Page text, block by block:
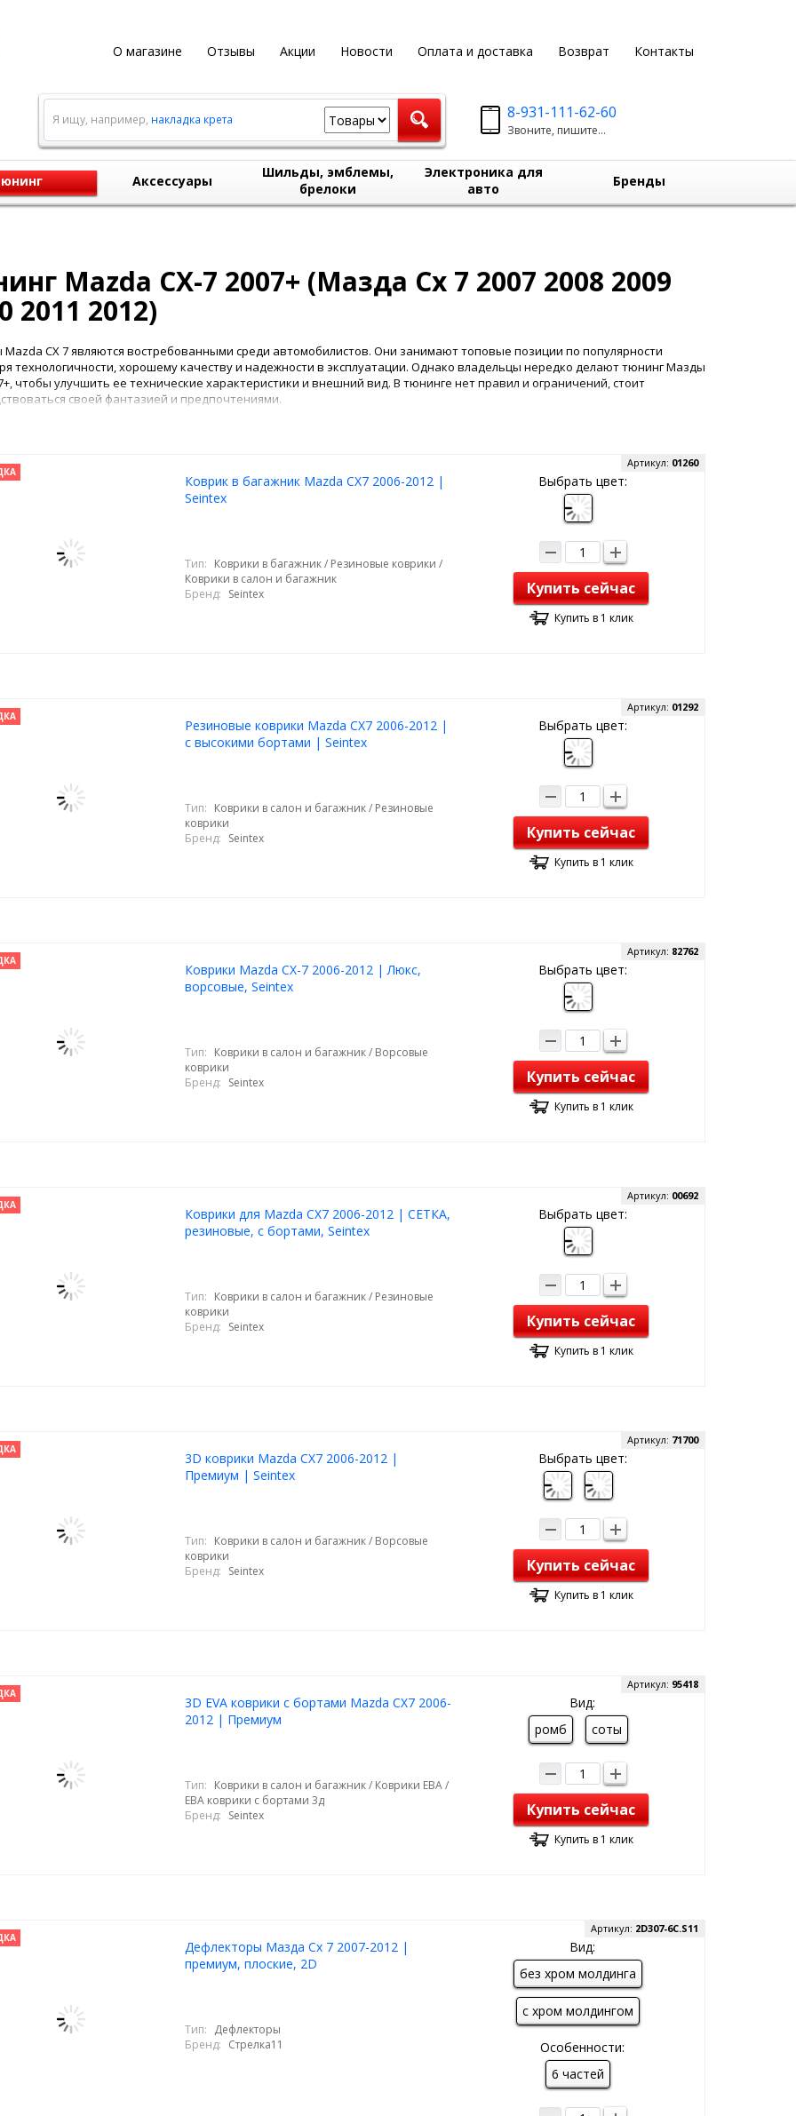
О магазине Отзывы Акции Новости Оплата и доставка Возврат Контакты
8-931-111-62-60
Звоните, пишите...
Я ищу, например, накладка крета
Аксессуары
Шильды, эмблемы,
брелоки
Электроника для
авто
Бренды
Mazda CX-7 2007+ (Мазда Сх 7 2007 2008 2009
2011 2012)
CX 7 являются востребованными среди автомобилистов. Они занимают топовые позиции по популярности
технологичности, хорошему качеству и надежности в эксплуатации. Однако владельцы нередко делают тюнинг Мазды
чтобы улучшить ее технические характеристики и внешний вид. В тюнинге нет правил и ограничений, стоит
своей фантазией и предпочтениями.
Коврик в багажник Mazda CX7 2006-2012 |
Seintex
Артикул: 01260
Тип: Коврики в багажник / Резиновые коврики /
Коврики в салон и багажник
Бренд: Seintex
Выбрать цвет:
Купить сейчас
Купить в 1 клик
Резиновые коврики Mazda CX7 2006-2012 |
с высокими бортами | Seintex
Артикул: 01292
Тип: Коврики в салон и багажник / Резиновые
коврики
Бренд: Seintex
Выбрать цвет:
Купить сейчас
Купить в 1 клик
Коврики Mazda CX-7 2006-2012 | Люкс,
ворсовые, Seintex
Артикул: 82762
Тип: Коврики в салон и багажник / Ворсовые
коврики
Бренд: Seintex
Выбрать цвет:
Купить сейчас
Купить в 1 клик
Коврики для Mazda CX7 2006-2012 | СЕТКА,
резиновые, с бортами, Seintex
Артикул: 00692
Тип: Коврики в салон и багажник / Резиновые
коврики
Бренд: Seintex
Выбрать цвет:
Купить сейчас
Купить в 1 клик
3D коврики Mazda CX7 2006-2012 |
Премиум | Seintex
Артикул: 71700
Тип: Коврики в салон и багажник / Ворсовые
коврики
Бренд: Seintex
Выбрать цвет:
Купить сейчас
Купить в 1 клик
3D EVA коврики с бортами Mazda CX7 2006-
2012 | Премиум
Артикул: 95418
Тип: Коврики в салон и багажник / Коврики ЕВА /
ЕВА коврики с бортами 3д
Бренд: Seintex
Вид:
ромб
соты
Купить сейчас
Купить в 1 клик
Дефлекторы Мазда Сх 7 2007-2012 |
премиум, плоские, 2D
Артикул: 2D307-6C.S11
Тип: Дефлекторы
Бренд: Стрелка11
Вид:
без хром молдинга
с хром молдингом
Особенности:
6 частей